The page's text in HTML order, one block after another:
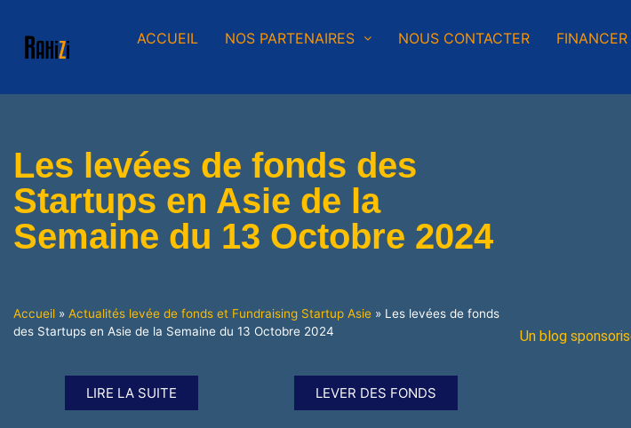
ACCUEIL NOS PARTENAIRES NOUS CONTACTER
Les levées de fonds des
Startups en Asie de la
Semaine du 13 Octobre 2024
Accueil » Actualités levée de fonds et Fundraising Startup Asie » Les levées de fonds
des Startups en Asie de la Semaine du 13 Octobre 2024
LIRE LA SUITE LEVER DES FONDS
Un blog